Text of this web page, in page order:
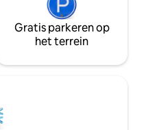
Gratis parkeren op
het terrein